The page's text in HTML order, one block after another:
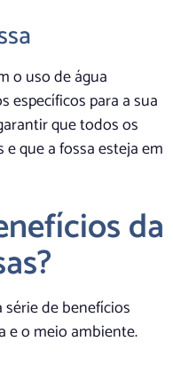
o uso de água
específicos para a sua
que todos os
que a fossa esteja em
da
de benefícios
e o meio ambiente.